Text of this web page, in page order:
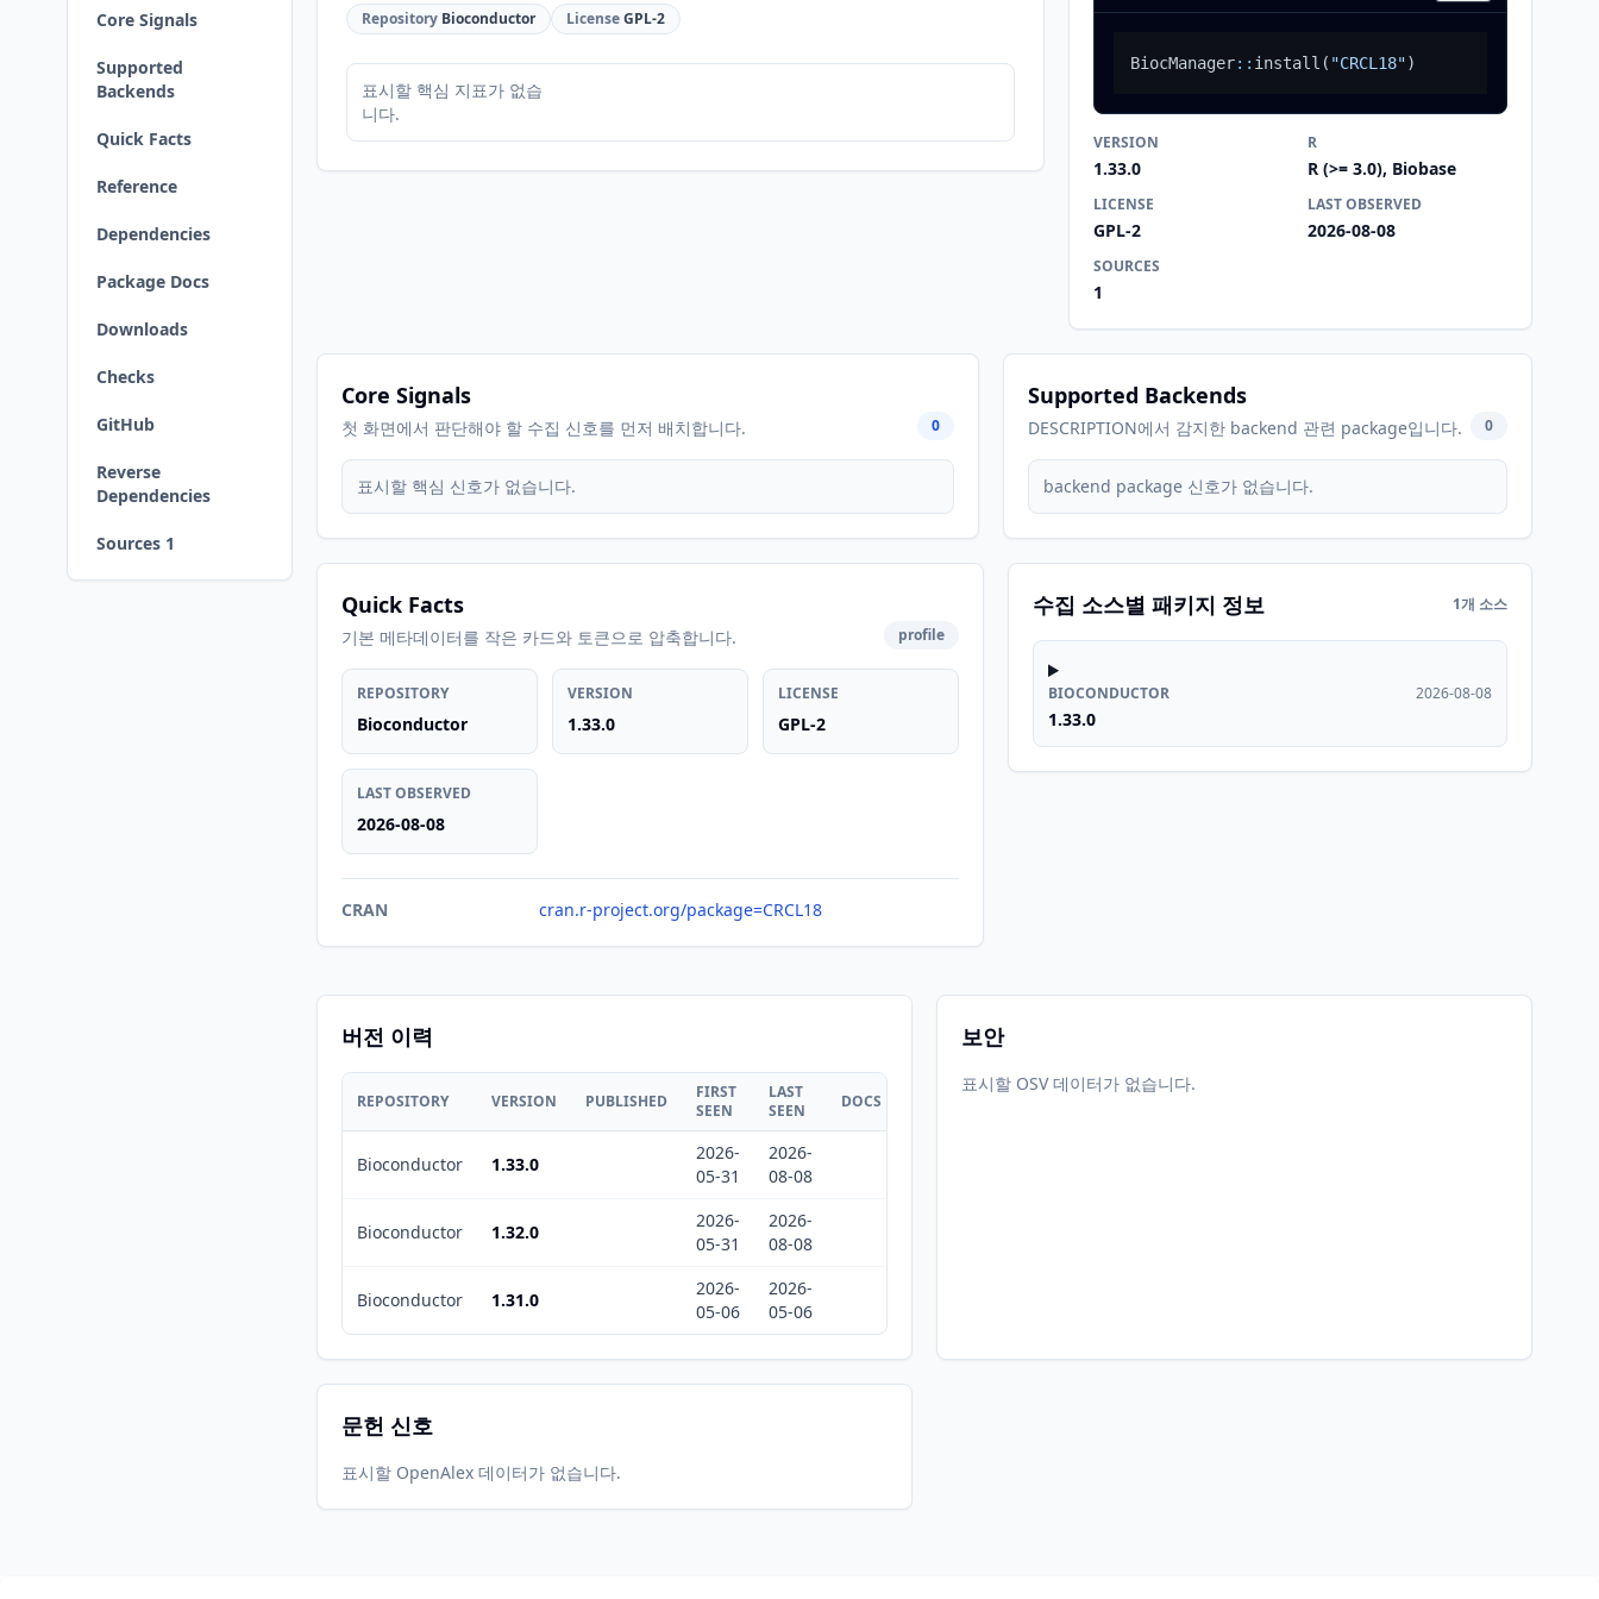
Core Signals
Supported
Backends
Quick Facts
Reference
Dependencies
Package Docs
Downloads
Checks
GitHub
Reverse
Dependencies
Sources 1
Repository Bioconductor LicenseGPL-2
표시할 핵심 지표가 없습
니다.
BiocManager:: install ( "CRCL18")
VERSION
1.33.0
R
R (>= 3.0), Biobase
LICENSE
GPL-2
LAST OBSERVED
2026-08-08
SOURCES
1
Core Signals
첫 화면에서 판단해야 할 수집 신호를 먼저 배치합니다. 0
표시할 핵심 신호가 없습니다.
Supported Backends
DESCRIPTION에서 감지한 backend 관련 package입니다. 0
backend package 신호가 없습니다.
Quick Facts
기본 메타데이터를 작은 카드와 토큰으로 압축합니다. profile
REPOSITORY
Bioconductor
VERSION
1.33.0
LICENSE
GPL-2
LAST OBSERVED
2026-08-08
CRAN cran.r-project.org/package=CRCL18
수집 소스별 패키지 정보 1개 소스
BIOCONDUCTOR
1.33.0
2026-08-08
버전 이력
REPOSITORY VERSION PUBLISHED
FIRST
SEEN
LAST
SEEN
DOCS
Bioconductor 1.33.0
2026-
05-31
2026-
08-08
Bioconductor 1.32.0
2026-
05-31
2026-
08-08
Bioconductor 1.31.0
2026-
05-06
2026-
05-06
보안
표시할 OSV 데이터가 없습니다.
문헌 신호
표시할 OpenAlex 데이터가 없습니다.